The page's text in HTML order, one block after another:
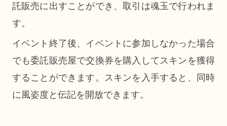
託販売に出すことができ、取引は魂玉で行われま
す。
イベント終了後、イベントに参加しなかった場合
でも委託販売屋で交換券を購入してスキンを獲得
することができます。スキンを入手すると、同時
に風姿度と伝記を開放できます。